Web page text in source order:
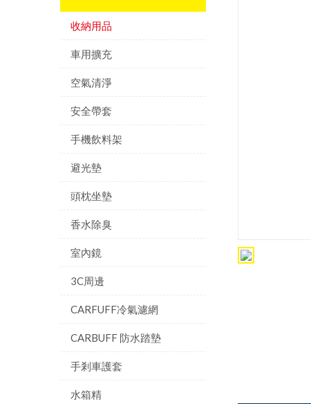
收納用品
車用擴充
空氣清淨
安全帶套
手機飲料架
避光墊
頭枕坐墊
香水除臭
室內鏡
3C周邊
CARFUFF冷氣濾網
CARBUFF 防水踏墊
手剎車護套
水箱精